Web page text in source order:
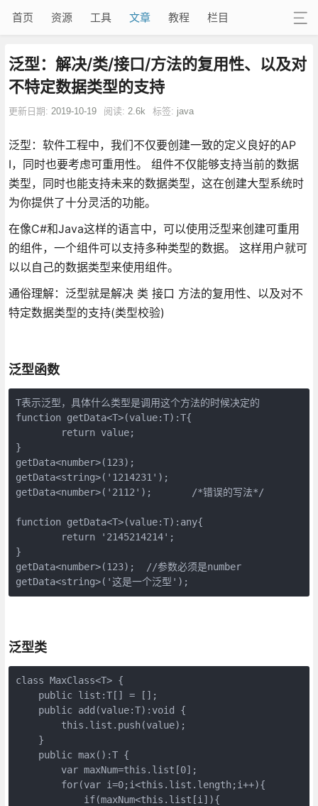
首页 资源 工具 文章 教程 栏目
泛型：解决/类/接口/方法的复用性、以及对
不特定数据类型的支持
更新日期: 2019-10-19 阅读: 2.6k 标签: java
泛型：软件工程中，我们不仅要创建一致的定义良好的AP
I，同时也要考虑可重用性。 组件不仅能够支持当前的数据
类型，同时也能支持未来的数据类型，这在创建大型系统时
为你提供了十分灵活的功能。
在像C#和Java这样的语言中，可以使用泛型来创建可重用
的组件，一个组件可以支持多种类型的数据。 这样用户就可
以以自己的数据类型来使用组件。
通俗理解：泛型就是解决 类 接口 方法的复用性、以及对不
特定数据类型的支持(类型校验)
泛型函数
T表示泛型，具体什么类型是调用这个方法的时候决定的
function getData<T>(value:T):T{
}
getData<number>(123);
getData<string>('1214231');
getData<number>('2112');       /*错误的写法*/
function getData<T>(value:T):any{
}
getData<number>(123);  //参数必须是number
getData<string>('这是一个泛型');
泛型类
class MaxClass<T> {
    public list:T[] = [];
    public add(value:T):void {
        this.list.push(value);
    }
    public max():T {
        var maxNum=this.list[0];
        for(var i=0;i<this.list.length;i++){
            if(maxNum<this.list[i]){